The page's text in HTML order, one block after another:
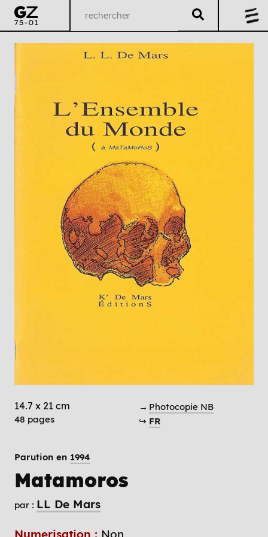
14.7 x 21 cm
48 pages
→ Photocopie NB
↪ FR
Parution en 1994
Matamoros
par : LL De Mars
Numerisation : Non